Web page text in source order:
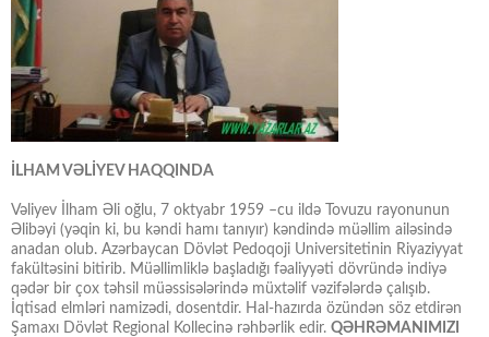
İLHAM VƏLİYEV HAQQINDA
Vəliyev İlham Əli oğlu, 7 oktyabr 1959 –cu ildə Tovuzu rayonunun
Əlibəyi (yəqin ki, bu kəndi hamı tanıyır) kəndində müəllim ailəsində
anadan olub. Azərbaycan Dövlət Pedoqoji Universitetinin Riyaziyyat
fakültəsini bitirib. Müəllimliklə başladığı fəaliyyəti dövründə indiyə
qədər bir çox təhsil müəssisələrində müxtəlif vəzifələrdə çalışıb.
İqtisad elmləri namizədi, dosentdir. Hal-hazırda özündən söz etdirən
Şamaxı Dövlət Regional Kollecinə rəhbərlik edir. QƏHRƏMANIMIZI